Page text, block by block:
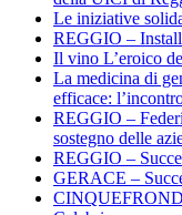
Le iniziative
REGGIO –
Il vino L’eroico
La medicina di
efficace:
REGGIO –
sostegno delle
REGGIO –
GERACE –